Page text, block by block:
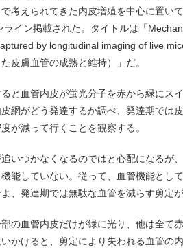
考えられてきた内皮増殖を中心に置い
イン掲載された。タイトルは「
by longitudinal imaging of live
皮膚血管の成熟と維持）」だ。
と血管内皮が蛍光分子を赤から緑にス
網がどう発達するか調べ、発達期では
が減って行くことを観察する。
いつかなくなるのではと心配になるが
能していない。従って、血管機能とし
、発達期では無駄な血管を減らす剪定が
の血管内皮だけが緑に光り、他は全て
かけると、剪定により失われる血管の